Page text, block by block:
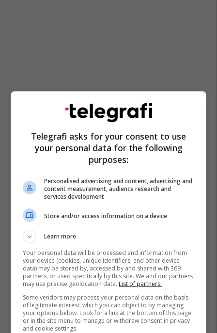
Calvin Ramsay
Curtis Jones
Federico Chiesa
Harvey Elliott
Joe Gomez
Mohamed Salah
Rhys Williams
Alexis Mac Allister
Premier League Transferimet
Telegrafi asks for your consent to use
your personal data for the following
purposes:
Personalised advertising and content, advertising and
content measurement, audience research and
services development
Store and/or access information on a device
Learn more
Your personal data will be processed and information from
your device (cookies, unique identifiers, and other device
data) may be stored by, accessed by and shared with 369
partners, or used specifically by this site. We and our partners
may use precise geolocation data. List of partners.
Some vendors may process your personal data on the basis
of legitimate interest, which you can object to by managing
your options below. Look for a link at the bottom of this page
or in the site menu to manage or withdraw consent in privacy
and cookie settings.